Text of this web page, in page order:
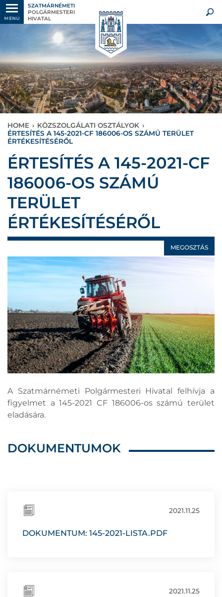
MENU
SZATMÁRNÉMETI
POLGÁRMESTERI
HIVATAL
HOME › KÖZSZOLGÁLATI OSZTÁLYOK ›
ÉRTESÍTÉS A 145-2021-CF 186006-OS SZÁMÚ TERÜLET
ÉRTÉKESÍTÉSÉRŐL
ÉRTESÍTÉS A 145-2021-CF
186006-OS SZÁMÚ
TERÜLET
ÉRTÉKESÍTÉSÉRŐL
MEGOSZTÁS
A Szatmárnémeti Polgármesteri Hivatal felhívja a
figyelmet a 145-2021 CF 186006-os számú terület
eladására.
DOKUMENTUMOK
2021.11.25
DOKUMENTUM: 145-2021-LISTA.PDF
2021.11.25